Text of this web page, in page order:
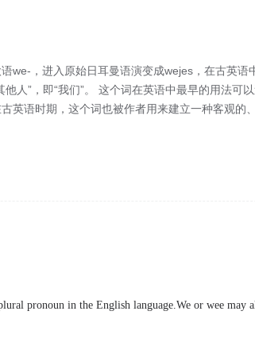
we-，进入原始日耳曼语演变成wejes，在古英语
人”，即“我们”。 这个词在英语中最早的用法可
英语时期，这个词也被作者用来建立一种客观的
pronoun in the English language.We or wee may